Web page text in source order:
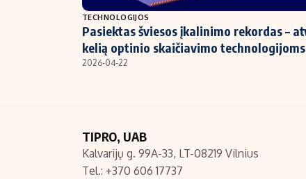
NT ir statybos
TECHNOLOGIJOS
Pasiektas šviesos įkalinimo rekordas –
kelią optinio skaičiavimo technologijoms
2026-04-22
TIPRO, UAB
Kalvarijų g. 99A-33, LT-08219 Vilnius
Tel.: +370 606 17737